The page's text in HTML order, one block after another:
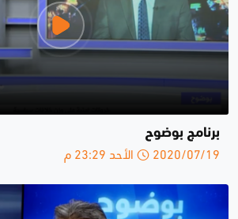
برنامج بوضوح
2020/07/19 الأحد 23:29 م